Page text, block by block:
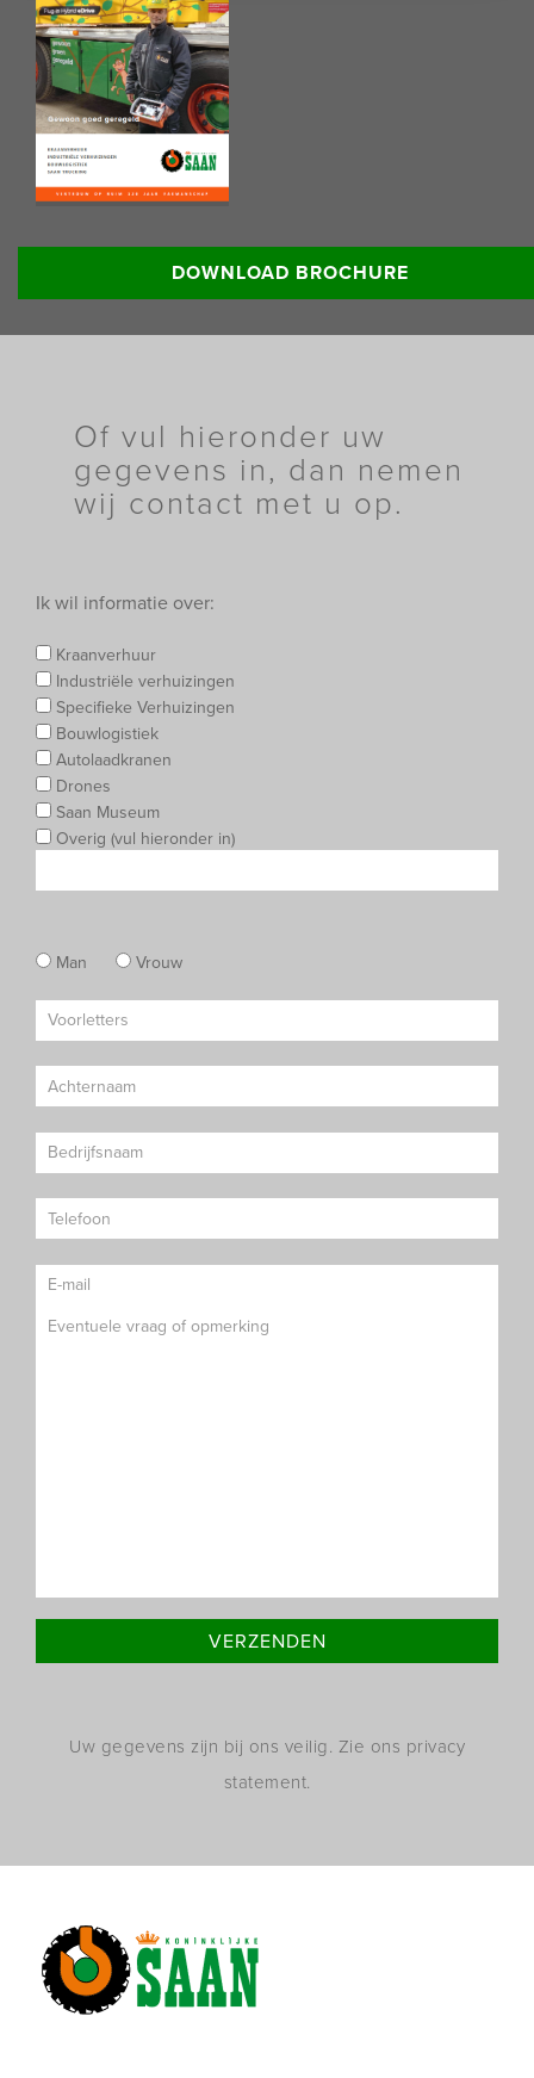
Lees meer informatie:DOWNLOAD BROCHURE
Of vul hieronder uw
gegevens in, dan nemen
wij contact met u op.
Ik wil informatie over:
Kraanverhuur
Industriële verhuizingen
Specifieke Verhuizingen
Bouwlogistiek
Autolaadkranen
Drones
Saan Museum
Overig (vul hieronder in)
Man Vrouw
Uw gegevens zijn bij ons veilig. Zie ons privacy
statement.